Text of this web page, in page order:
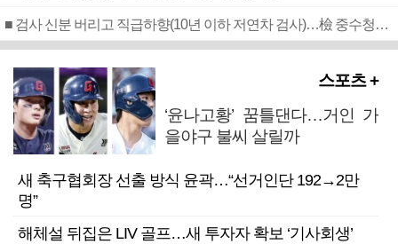
■ 검사 신분 버리고 직급하향(10년 이하 저연차 검사)…檢 중수청행 기피
스포츠 +
‘윤나고황’ 꿈틀댄다…거인 가
을야구 불씨 살릴까
새 축구협회장 선출 방식 윤곽…“선거인단 192→2만
명”
해체설 뒤집은 LIV 골프…새 투자자 확보 ‘기사회생’